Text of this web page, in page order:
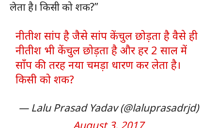
लेता है। किसी को शक?”
नीतीश सांप है जैसे सांप केंचुल छोड़ता है वैसे ही
नीतीश भी केंचुल छोड़ता है और हर 2 साल में
साँप की तरह नया चमड़ा धारण कर लेता है।
किसी को शक?
— Lalu Prasad Yadav (@laluprasadrjd)
August 3, 2017